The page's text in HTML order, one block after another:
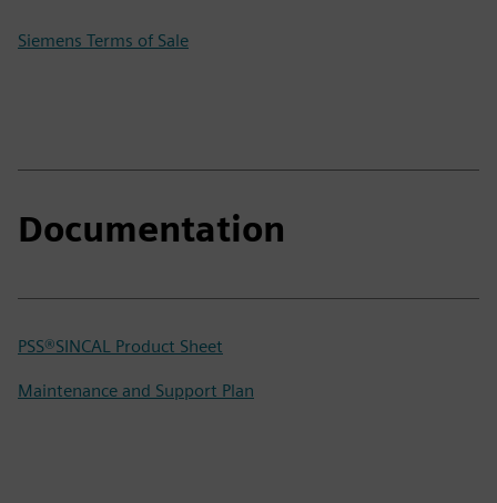
Siemens Terms of Sale
Documentation
PSS®SINCAL Product Sheet
Maintenance and Support Plan